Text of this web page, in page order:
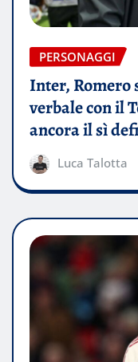
PERSONAGGI
Inter, Romero
verbale con il
ancora il sì
Luca Talotta